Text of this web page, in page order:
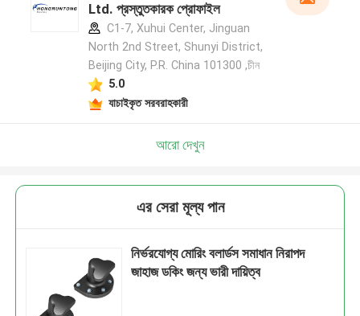
Ltd. প্রস্তুতকারক প্রোফাইল
C1-7, Xuhui Center, Jinguan
North 2nd Street, Shunyi District,
Beijing City, P.R. China 101300 ,চীন
5.0
যাচাইকৃত সরবরাহকারী
আরো দেখুন
এর সেরা মূল্য পান
নির্ভরযোগ্য মোরিং বলার্ডস সমাধান নিরাপদ
জাহাজ ডকিং জন্য ভারী দায়িত্ব